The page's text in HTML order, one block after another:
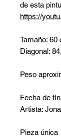
de esta
https://
Tamaño:
Diagonal:
Peso
Fecha de
Artista:
Pieza única